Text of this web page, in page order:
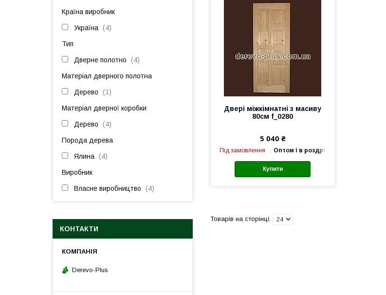
Двері міжкімнатні з масиву
80см f_0280
5 040 ₴
Під замовлення Оптом і в роздріб
Купити
Країна виробник
Україна 4
Тип
Дверне полотно 4
Матеріал дверного полотна
Дерево 1
Матеріал дверної коробки
Дерево 4
Порода дерева
Ялина 4
Виробник
Власне виробництво 4
КОНТАКТИ
Derevo-Plus